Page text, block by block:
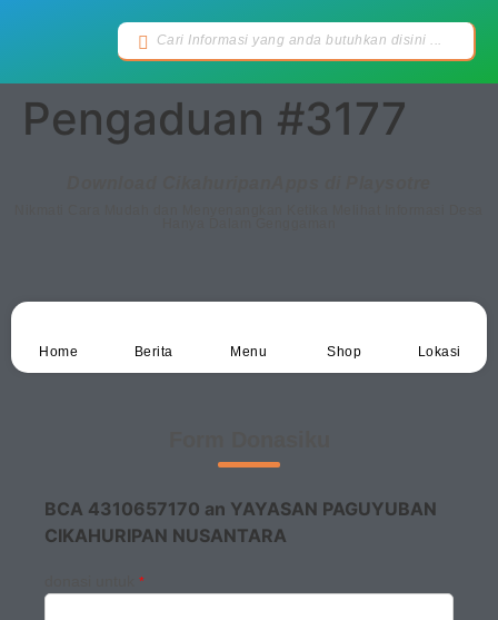
Pengaduan #3177
Home Berita Menu Shop Lokasi
BCA 4310657170 an YAYASAN PAGUYUBAN
CIKAHURIPAN NUSANTARA
*